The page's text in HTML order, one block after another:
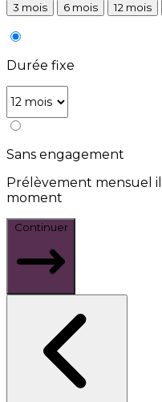
3 mois 6 mois 12 mois
Durée fixe
Sans engagement
Prélèvement mensuel
moment
Continuer